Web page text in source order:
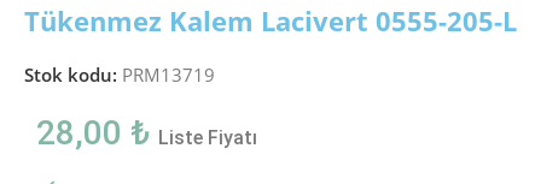
Tükenmez Kalem Lacivert 0555-205-L
Stok kodu: PRM13719
28,00 ₺ Liste Fiyatı